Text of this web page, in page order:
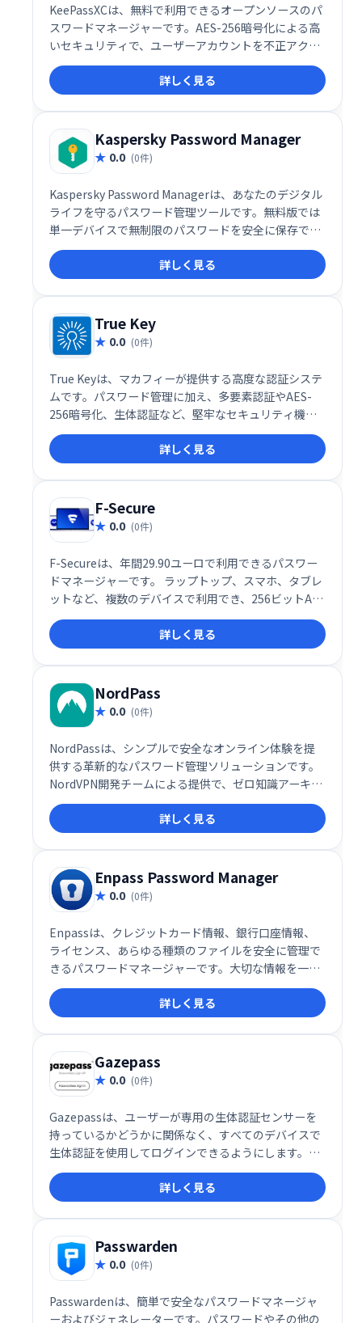
KeePassXCは、無料で利用できるオープンソースのパ
スワードマネージャーです。AES-256暗号化による高
いセキュリティで、ユーザーアカウントを不正アクセ
スから保護します。無制限のパスワード保存が可能
で、安心してご利用いただけます。KeePassと同様の
機能を備え、安全なパスワード管理をサポートしま
す。
詳しく見る
Kaspersky Password Manager
0.0 (0件)
Kaspersky Password Managerは、あなたのデジタル
ライフを守るパスワード管理ツールです。無料版では
単一デバイスで無制限のパスワードを安全に保存でき
ます。年間14ドルの有料版は複数デバイス対応で、
AES-256暗号化による高いセキュリティと生体認証機
能も備えています。 複雑なパスワードを自動生成・管
理し、安全なオンライン体験を実現しましょう。
詳しく見る
True Key
0.0 (0件)
True Keyは、マカフィーが提供する高度な認証システ
ムです。パスワード管理に加え、多要素認証やAES-
256暗号化、生体認証など、堅牢なセキュリティ機能
で、Webサイトやアプリへのアクセスを保護します。
ハッカーからのアカウント侵害リスクを軽減し、安全
なオンライン体験を提供します。マカフィーのセキュ
リティスイートにもバンドルされています。
詳しく見る
F-Secure
0.0 (0件)
F-Secureは、年間29.90ユーロで利用できるパスワー
ドマネージャーです。 ラップトップ、スマホ、タブレ
ットなど、複数のデバイスで利用でき、256ビットAES
暗号化と生体認証であなたの資格情報を守ります。 組
み込みのパスワードレポートは、セキュリティ上の脆
弱性を指摘し、安全でないパスワードを警告。 無制限
のパスワード保存で、安全で安心なオンライン生活を
サポートします。
詳しく見る
NordPass
0.0 (0件)
NordPassは、シンプルで安全なオンライン体験を提
供する革新的なパスワード管理ソリューションです。
NordVPN開発チームによる提供で、ゼロ知識アーキテ
クチャ、サードパーティセキュリティ監査、2要素認
証など、堅牢なセキュリティ機能を備えています。あ
らゆるデバイスで安全にパスワードを管理し、複雑な
パスワードを簡単に生成・保存できます。より安心で
便利なデジタルライフを実現しましょう。
詳しく見る
Enpass Password Manager
0.0 (0件)
Enpassは、クレジットカード情報、銀行口座情報、
ライセンス、あらゆる種類のファイルを安全に管理で
きるパスワードマネージャーです。大切な情報を一元
管理し、安全に保管することで、パスワード管理の煩
雑さを解消し、セキュリティを強化します。 個人情報
の保護に最適なツールです。
詳しく見る
Gazepass
0.0 (0件)
Gazepassは、ユーザーが専用の生体認証センサーを
持っているかどうかに関係なく、すべてのデバイスで
生体認証を使用してログインできるようにします。ウ
ェブサイトまたはアプリでパスワードなしのログイン
を有効にします。
詳しく見る
Passwarden
0.0 (0件)
Passwardenは、簡単で安全なパスワードマネージャ
ーおよびジェネレーターです。パスワードやその他の